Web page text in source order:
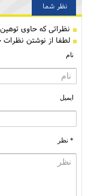
نظر شما
نظراتی كه حاوی
لطفا از نوشتن نظرات
نام
ایمیل
* نظر